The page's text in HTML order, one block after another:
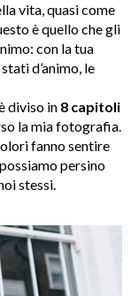
vita, quasi come
è quello che gli
con la tua
d’animo, le
diviso in 8 capitoli
la mia fotografia.
fanno sentire
persino
stessi.